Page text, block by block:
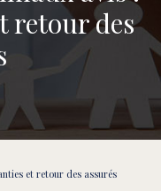
retour des
et retour des assurés